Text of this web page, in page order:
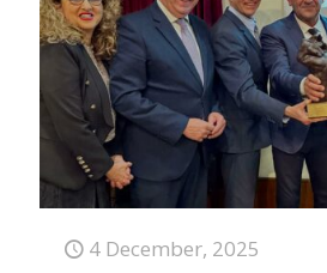
4 December, 2025